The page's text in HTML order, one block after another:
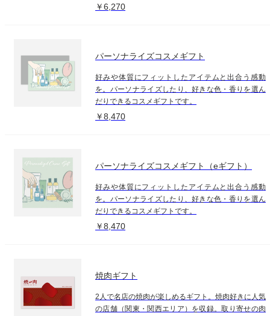
￥6,270
パーソナライズコスメギフト
好みや体質にフィットしたアイテムと出合う感動
を。パーソナライズしたり、好きな色・香りを選ん
だりできるコスメギフトです。
￥8,470
パーソナライズコスメギフト（eギフト）
好みや体質にフィットしたアイテムと出合う感動
を。パーソナライズしたり、好きな色・香りを選ん
だりできるコスメギフトです。
￥8,470
焼肉ギフト
2人で名店の焼肉が楽しめるギフト。焼肉好きに人気
の店舗（関東・関西エリア）を収録。取り寄せの肉